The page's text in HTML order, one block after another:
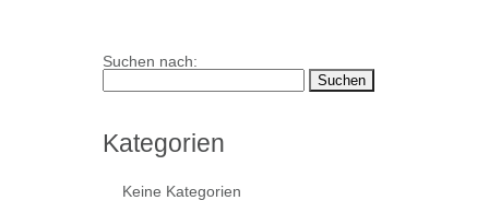
Suchen nach:
Kategorien
Keine Kategorien